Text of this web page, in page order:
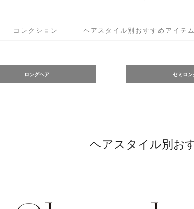
コレクション ヘアスタイル別おすすめアイテム
ロングヘア セミロン
ヘアスタイル別お